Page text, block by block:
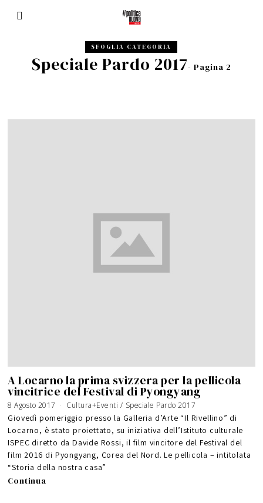
SFOGLIA CATEGORIA
Speciale Pardo 2017- Pagina 2
A Locarno la prima svizzera per la pellicola
vincitrice del Festival di Pyongyang
8 Agosto 2017
A
g
o
s
o
2
0
1
Cultura+Eventi / Speciale Pardo 2017
Giovedì pomeriggio presso la Galleria d’Arte “Il Rivellino” di
Locarno, è stato proiettato, su iniziativa dell’Istituto culturale
ISPEC diretto da Davide Rossi, il film vincitore del Festival del
film 2016 di Pyongyang, Corea del Nord. Le pellicola – intitolata
“Storia della nostra casa”
Continua